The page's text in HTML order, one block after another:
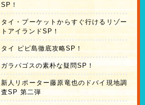
SP！
タイ・プーケットからすぐ行けるリゾー
トアイランドSP！
タイ ピピ島徹底攻略SP！
ガラパゴスの素朴な疑問SP！
新人リポーター藤原竜也のドバイ現地調
査SP 第二弾